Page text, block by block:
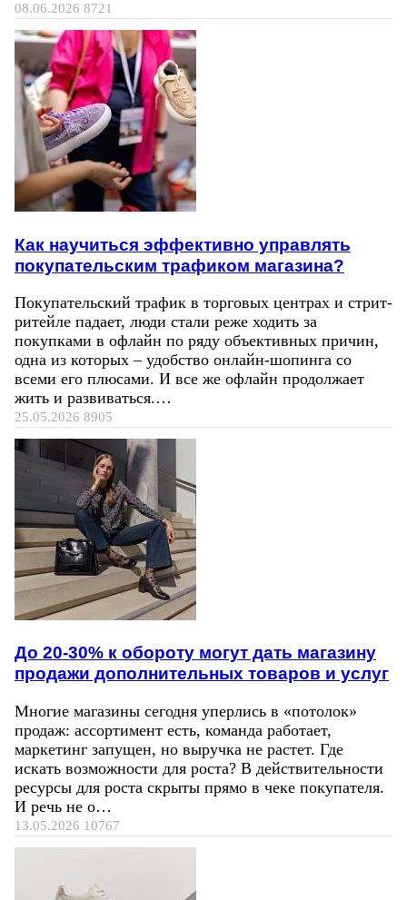
08.06.2026 8721
Как научиться эффективно управлять
покупательским трафиком магазина?
Покупательский трафик в торговых центрах и стрит-
ритейле падает, люди стали реже ходить за
покупками в офлайн по ряду объективных причин,
одна из которых – удобство онлайн-шопинга со
всеми его плюсами. И все же офлайн продолжает
жить и развиваться.…
25.05.2026 8905
До 20-30% к обороту могут дать магазину
продажи дополнительных товаров и услуг
Многие магазины сегодня уперлись в «потолок»
продаж: ассортимент есть, команда работает,
маркетинг запущен, но выручка не растет. Где
искать возможности для роста? В действительности
ресурсы для роста скрыты прямо в чеке покупателя.
И речь не о…
13.05.2026 10767